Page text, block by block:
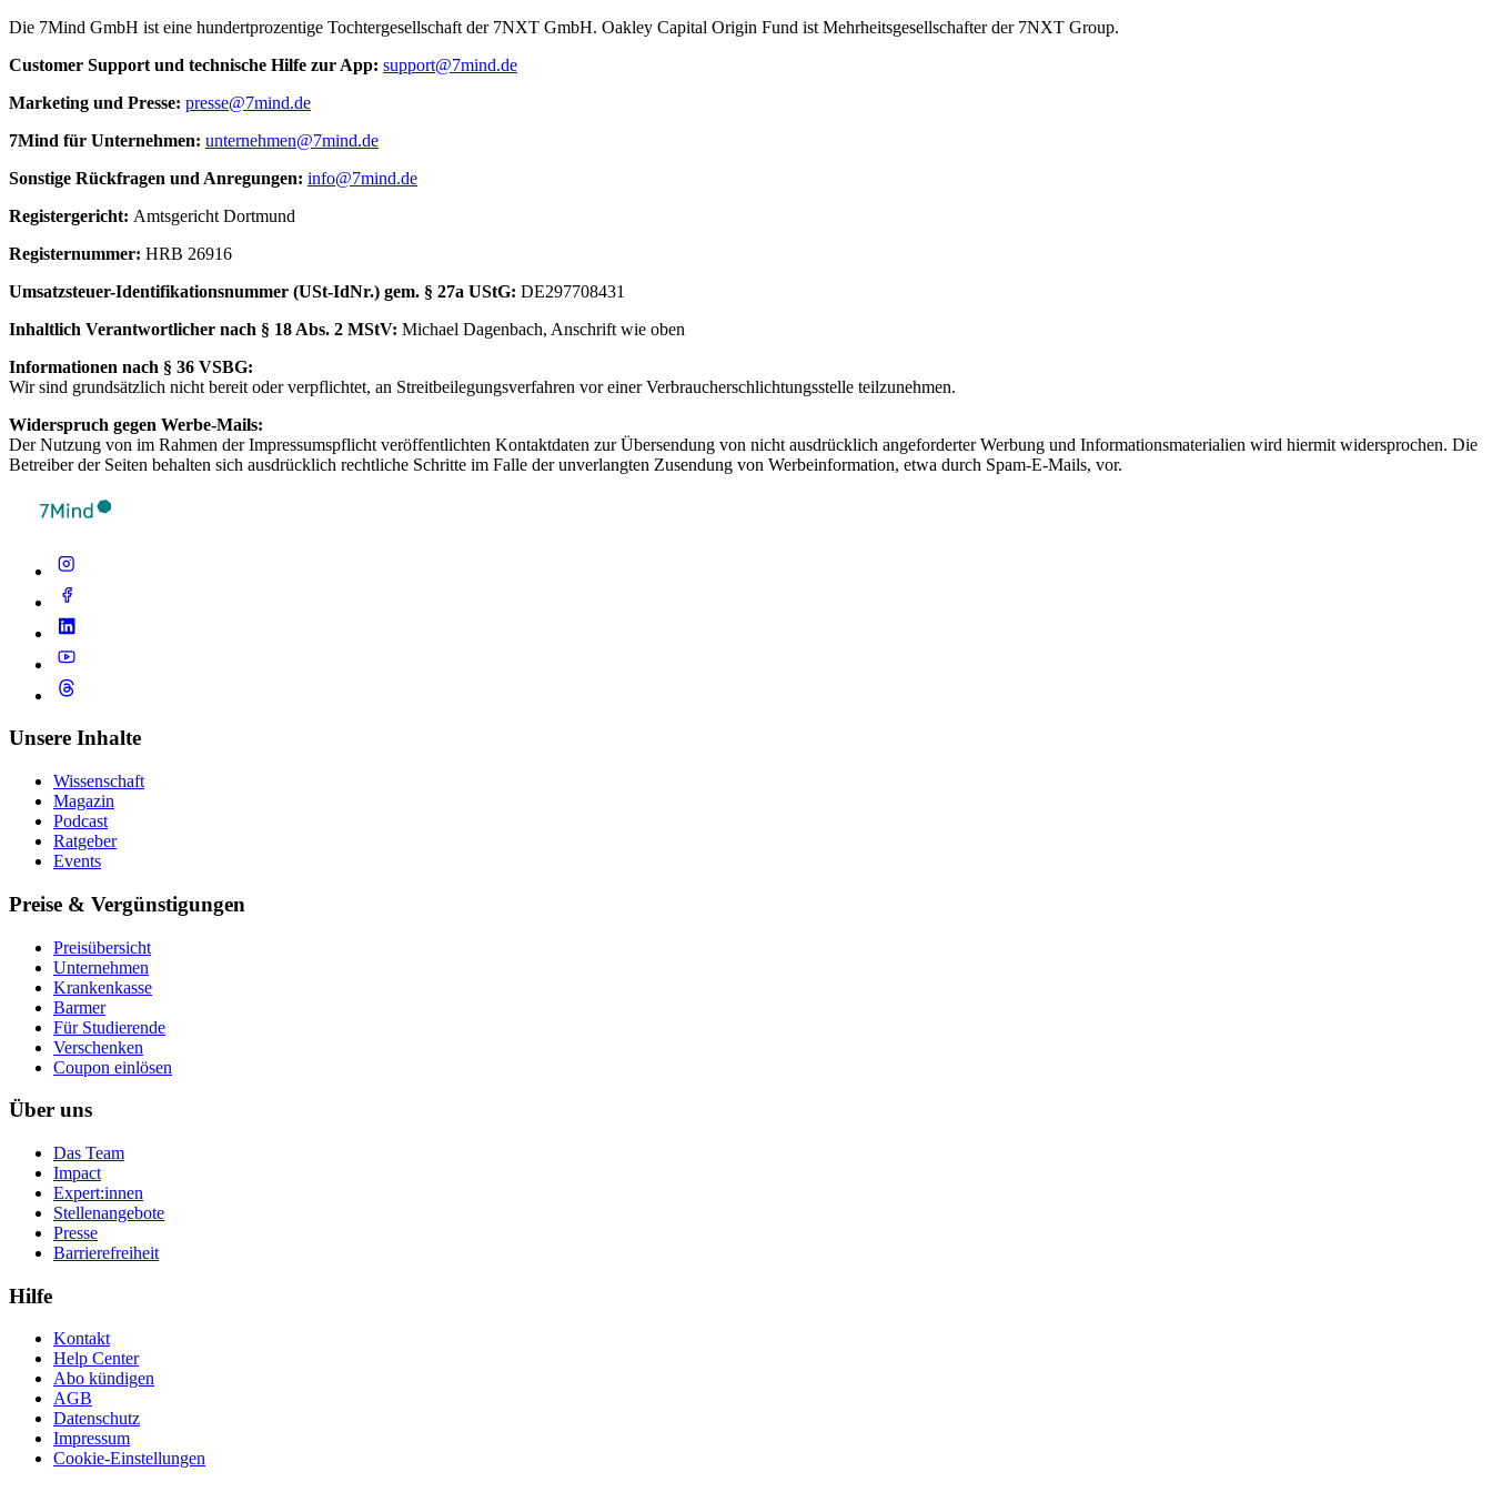
Die 7Mind GmbH ist eine hundertprozentige Tochtergesellschaft der 7NXT GmbH. Oakley Capital Origin Fund ist Mehrheitsgesellschafter der 7NXT Group.
Cus­to­mer Sup­port und tech­nische Hilfe zur App: support@7mind.de
Mar­ke­ting und Presse: presse@7mind.de
7Mind für Unter­neh­men: unternehmen@7mind.de
Sons­tige Rück­fra­gen und Anre­gun­gen: info@7mind.de
Regis­ter­ge­richt: Amts­ge­richt Dort­mund
Regis­ter­num­mer: HRB 26916
Umsatzs­teuer-Iden­ti­fi­ka­tions­num­mer (USt-IdNr.) gem. § 27a UStG: DE297708431
Inhalt­lich Verant­wort­li­cher nach § 18 Abs. 2 MStV: Michael Dagenbach, Anschrift wie oben
Infor­ma­tio­nen nach § 36 VSBG:
Wir sind grund­sätz­lich nicht bereit oder verp­flich­tet, an Streit­bei­le­gung­sver­fah­ren vor einer Ver­brau­cher­schlich­tungs­s­telle teil­zu­neh­men.
Widerspruch gegen Werbe-Mails:
Der Nutzung von im Rahmen der Impressumspflicht veröffentlichten Kontaktdaten zur Übersendung von nicht ausdrücklich angeforderter Werbung und Informationsmaterialien wird hiermit widersprochen. Die
Betreiber der Seiten behalten sich ausdrücklich rechtliche Schritte im Falle der unverlangten Zusendung von Werbeinformation, etwa durch Spam-E-Mails, vor.
Unsere Inhalte
Wissenschaft
Magazin
Podcast
Ratgeber
Events
Preise & Vergünstigungen
Preisübersicht
Unternehmen
Krankenkasse
Barmer
Für Studierende
Ver­schen­ken
Coupon einlösen
Über uns
Das Team
Impact
Expert:innen
Stellenangebote
Presse
Barrierefreiheit
Hilfe
Kontakt
Help Center
Abo kündigen
AGB
Datenschutz
Impressum
Cookie-Einstellungen